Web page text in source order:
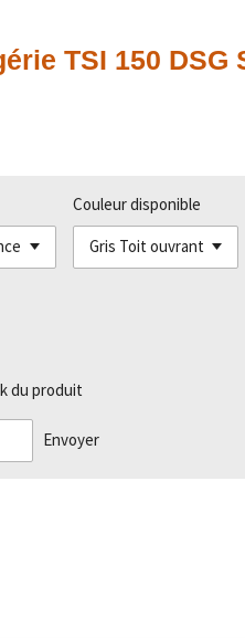
TSI 150 DSG
Couleur disponible
du produit
Envoyer